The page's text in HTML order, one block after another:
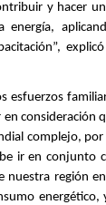
y hacer
esfuerzos
consideración
complejo, por
ir en conjunto
nuestra región
energético,